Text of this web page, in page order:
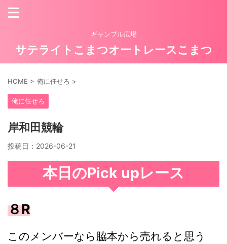
ギャンブル広場
サテライトこまつオートレースこまつ
HOME > 俺に任せろ >
俺に任せろ
岸和田競輪
投稿日： 2026-06-21
本日のPick upレース
８R
このメンバーなら脇本から売れると思う